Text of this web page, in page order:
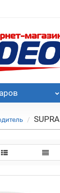
SUPRA